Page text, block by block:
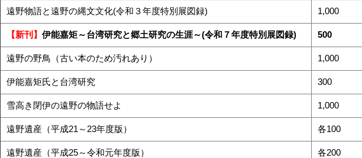
遠野物語と遠野の縄文文化(令和３年度特別展図録) 1,000
【新刊】 伊能嘉矩～台湾研究と郷土研究の生涯～(令和７年度特別展図録) 500
遠野の野鳥（古い本のため汚れあり） 1,000
伊能嘉矩氏と台湾研究 300
雪高き閉伊の遠野の物語せよ 1,000
遠野遺産（平成21～23年度版） 各100
遠野遺産（平成25～令和元年度版） 各200